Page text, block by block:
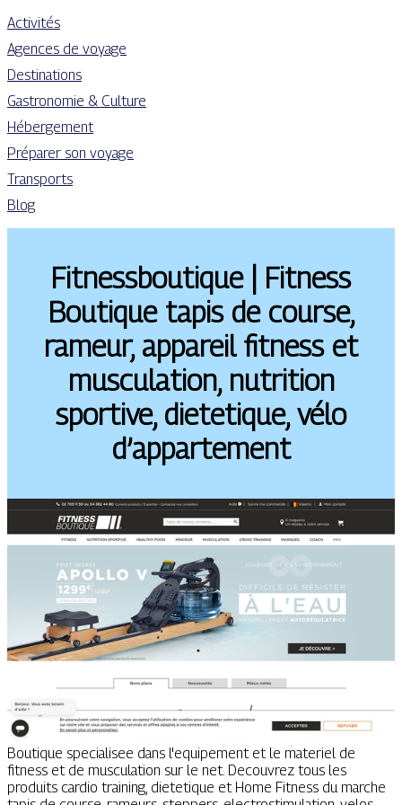
Activités
Agences de voyage
Destinations
Gastronomie & Culture
Hébergement
Préparer son voyage
Transports
Blog
Fit­nessbouti­que | Fitness
Boutique tapis de course,
rameur, appareil fitness et
musculation, nutrition
sportive, dietetique, vélo
d’appartement
Boutique specialisee dans l'equipement et le materiel de
fitness et de musculation sur le net. Decouvrez tous les
produits cardio training, dietetique et Home Fitness du marche